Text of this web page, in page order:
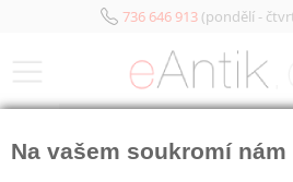
736 646 913(pondělí -
Na vašem soukromí nám